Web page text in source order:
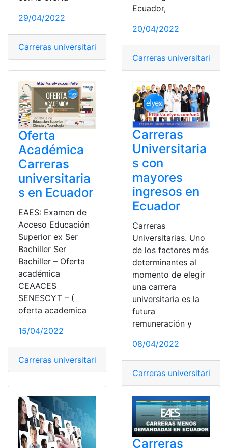
29/04/2022
Carreras universitarias Oferta Académica,Puntajes
Ecuador,
20/04/2022
Carreras universitarias
Oferta
Académica
Carreras
universitaria
s en Ecuador
EAES: Examen de
Acceso Educación
Superior ex Ser
Bachiller Ser
Bachiller – Oferta
académica
CEAACES
SENESCYT – (
oferta academica
15/04/2022
Carreras universitarias EAES,Ecuador,Oferta
Carreras
Universitaria
s con
mayores
ingresos en
Ecuador
Carreras
Universitarias. Uno
de los factores más
determinantes al
momento de elegir
una carrera
universitaria es la
futura
remuneración y
08/04/2022
Carreras universitarias
Carreras